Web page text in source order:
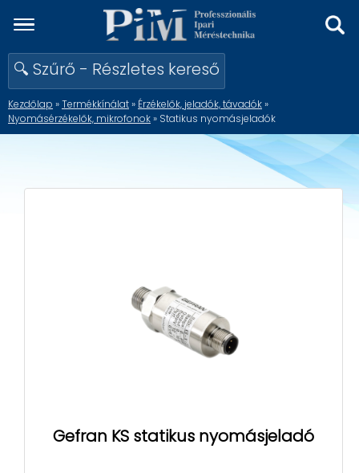
🔍 Szűrő - Részletes kereső
Kezdőlap »Termékkínálat» Érzékelők, jeladók, távadók»
Nyomásérzékelők, mikrofonok» Statikus nyomásjeladók
Gefran KS statikus nyomásjeladó